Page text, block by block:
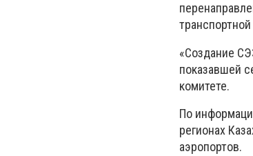
«Создание
показавшей
комитете.
По
регионах
аэропортов.